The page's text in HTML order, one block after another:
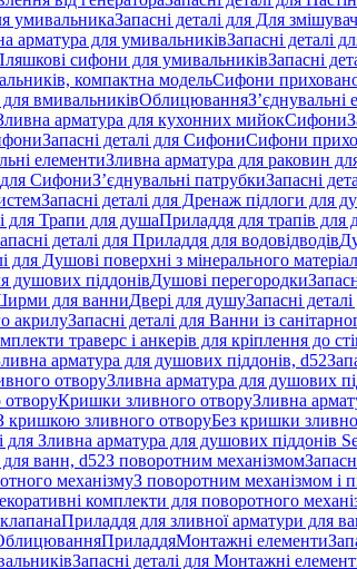
умивальникаЗапасні деталі для Для
арматура для умивальниківЗапасні деталі
сифони для умивальниківЗапасні
компактна модельСифони
для вмивальниківОблицюванняЗ’єднувальні
арматура для кухонних мийокСифони
Запасні деталі для СифониСифони
елементиЗливна арматура для раковин
для СифониЗ’єднувальні патрубкиЗапасні
Запасні деталі для Дренаж підлоги для
для Трапи для душаПриладдя для трапів для
деталі для Приладдя для водовідводів
для Душові поверхні з мінерального
душових піддонівДушові перегородки
для ванниДвері для душуЗапасні
акрилуЗапасні деталі для Ванни із
траверс і анкерів для кріплення до
арматура для душових піддонів, d52
отворуЗливна арматура для душових
отворуКришки зливного отворуЗливна
З кришкою зливного отворуБез кришки
для Зливна арматура для душових піддонів
для ванн, d52З поворотним механізмом
механізмуЗ поворотним механізмом і
комплекти для поворотного
Приладдя для зливної арматури для
ПриладдяМонтажні елементи
Запасні деталі для Монтажні